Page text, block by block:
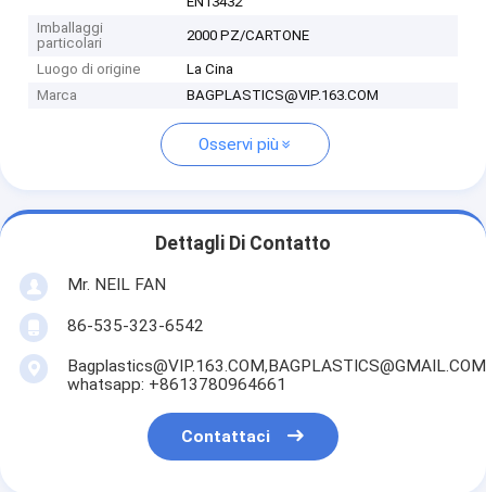
Imballaggi
particolari
2000 PZ/CARTONE
Luogo di origine
La Cina
Marca
BAGPLASTICS@VIP.163.COM
Osservi più
Dettagli Di Contatto
Mr. NEIL FAN
86-535-323-6542
Bagplastics@VIP.163.COM,BAGPLASTICS@GMAIL.COM
whatsapp: +8613780964661
Contattaci